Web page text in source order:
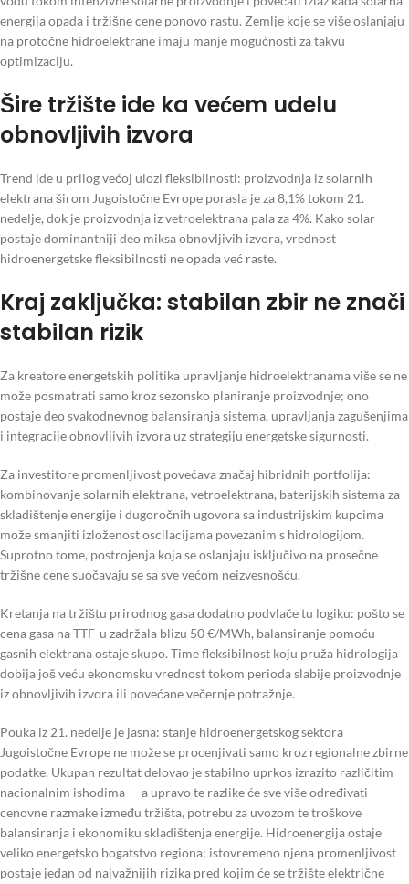
energija opada i tržišne cene ponovo rastu. Zemlje koje se više oslanjaju
na protočne hidroelektrane imaju manje mogućnosti za takvu
optimizaciju.
Šire tržište ide ka većem udelu
obnovljivih izvora
Trend ide u prilog većoj ulozi fleksibilnosti: proizvodnja iz solarnih
elektrana širom Jugoistočne Evrope porasla je za 8,1% tokom 21.
nedelje, dok je proizvodnja iz vetroelektrana pala za 4%. Kako solar
postaje dominantniji deo miksa obnovljivih izvora, vrednost
hidroenergetske fleksibilnosti ne opada već raste.
Kraj zaključka: stabilan zbir ne znači
stabilan rizik
Za kreatore energetskih politika upravljanje hidroelektranama više se ne
može posmatrati samo kroz sezonsko planiranje proizvodnje; ono
postaje deo svakodnevnog balansiranja sistema, upravljanja zagušenjima
i integracije obnovljivih izvora uz strategiju energetske sigurnosti.
Za investitore promenljivost povećava značaj hibridnih portfolija:
kombinovanje solarnih elektrana, vetroelektrana, baterijskih sistema za
skladištenje energije i dugoročnih ugovora sa industrijskim kupcima
može smanjiti izloženost oscilacijama povezanim s hidrologijom.
Suprotno tome, postrojenja koja se oslanjaju isključivo na prosečne
tržišne cene suočavaju se sa sve većom neizvesnošću.
Kretanja na tržištu prirodnog gasa dodatno podvlače tu logiku: pošto se
cena gasa na TTF-u zadržala blizu 50 €/MWh, balansiranje pomoću
gasnih elektrana ostaje skupo. Time fleksibilnost koju pruža hidrologija
dobija još veću ekonomsku vrednost tokom perioda slabije proizvodnje
iz obnovljivih izvora ili povećane večernje potražnje.
Pouka iz 21. nedelje je jasna: stanje hidroenergetskog sektora
Jugoistočne Evrope ne može se procenjivati samo kroz regionalne zbirne
podatke. Ukupan rezultat delovao je stabilno uprkos izrazito različitim
nacionalnim ishodima — a upravo te razlike će sve više određivati
cenovne razmake između tržišta, potrebu za uvozom te troškove
balansiranja i ekonomiku skladištenja energije. Hidroenergija ostaje
veliko energetsko bogatstvo regiona; istovremeno njena promenljivost
postaje jedan od najvažnijih rizika pred kojim će se tržište električne